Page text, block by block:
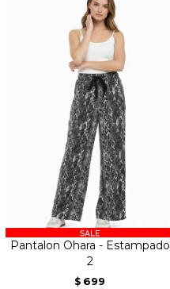
Pantalon Ohara - Estampado
2
$ 699